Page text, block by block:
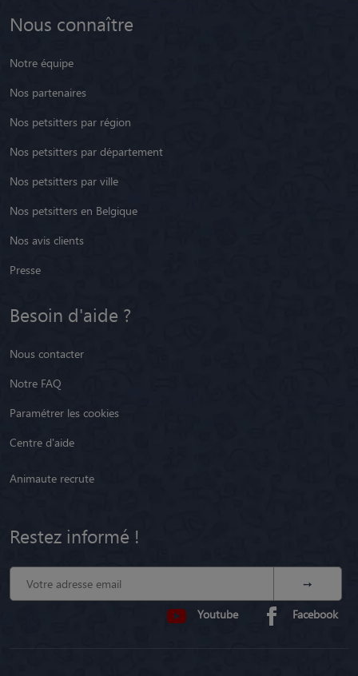
Nous connaître
Notre équipe
Nos partenaires
Nos petsitters par région
Nos petsitters par département
Nos petsitters par ville
Nos petsitters en Belgique
Nos avis clients
Presse
Besoin d'aide ?
Nous contacter
Notre FAQ
Paramétrer les cookies
Centre d'aide
Animaute recrute
Restez informé !
Youtube Facebook